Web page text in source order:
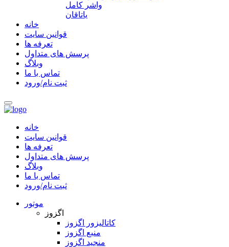
واشر کامل
یاتاقان
خانه
قوانین سایت
تعرفه ها
پرسش های متداول
وبلاگ
تماس با ما
ثبت نام/ورود
خانه
قوانین سایت
تعرفه ها
پرسش های متداول
وبلاگ
تماس با ما
ثبت نام/ورود
موتور
اگزوز
کاتالیزور اگزوز
منبع اگزوز
منجید اگزوز